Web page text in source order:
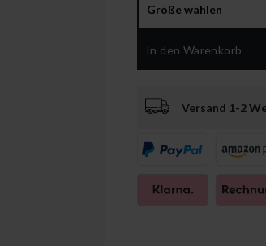
Größe wählen
In den Warenkorb
Versand 1-2